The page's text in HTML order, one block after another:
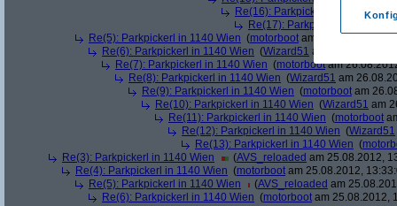
Re(16): Parkpickerl in 1140 Wien
Re(17): Parkpickerl in 1140
Re(5): Parkpickerl in 1140 Wien (motorboot am 26.08.2012,
Re(6): Parkpickerl in 1140 Wien (Wizard51 am 26.08.2012,
Re(7): Parkpickerl in 1140 Wien (motorbootam
Re(8): Parkpickerl in 1140 Wien (Wizard51 am
Re(9): Parkpickerl in 1140 Wien (motorboot am
Re(10): Parkpickerl in 1140 Wien (Wizard51 am
Re(11): Parkpickerl in 1140 Wien (motorboot
Re(12): Parkpickerl in 1140 Wien (Wizard51
Re(13): Parkpickerl in 1140 Wien (
Re(3): Parkpickerl in 1140 Wien
(AVS_reloaded am 25.08.2012,
Re(4): Parkpickerl in 1140 Wien (motorboot am 25.08.2012,
Re(5): Parkpickerl in 1140 Wien
(AVS_reloaded am
Re(6): Parkpickerl in 1140 Wien (motorboot am 25.08.2012,